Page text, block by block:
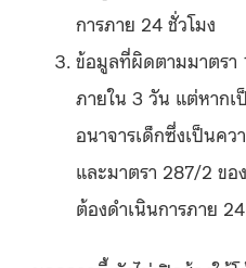
การภาย 24 ชั่วโมง
ข้อมูลที่ผิดตามมาตรา
ภายใน 3 วัน แต่หากเ
อนาจารเด็กซึ่งเป็นค
และมาตรา 287/2 ข
ต้องดำเนินการภาย